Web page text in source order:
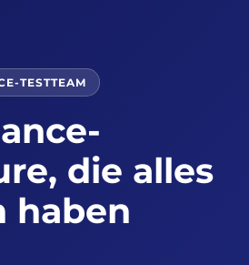
TESTTEAM
die alles
haben